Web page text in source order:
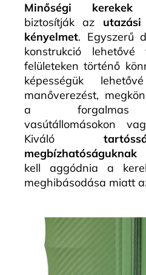
Minőségi kerekeka
biztosítják az
kényelmet. Egyszerű
konstrukció
felületeken történő
képességük
manőverezést,
a forgalmas
vasútállomásokon
Kiváló
megbízhatóságuknak
kell aggódnia a
meghibásodása miatt